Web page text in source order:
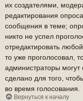
их создателями,
редактирования
сообщения в теме;
никто не успел
отредактировать
то уже проголосовал,
администраторы могут
сделано для того,
во время голосования.
Вернуться к началу